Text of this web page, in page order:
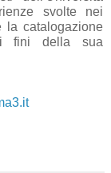
svolte nei
la catalogazione
fini della sua